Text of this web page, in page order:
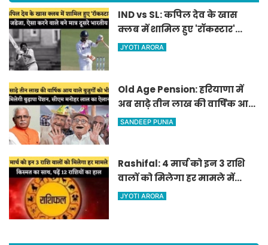
IND vs SL: कपिल देव के खास
क्लब में शामिल हुए 'रॉकस्टार'
जडेजा, ऐसा करने वाले बने मात्र
JYOTI ARORA
Old Age Pension: हरियाणा में
अब साढ़े तीन लाख की वार्षिक आय
वाले बुजुर्गों को भी मिलेगी बुढ़ापा
SANDEEP PUNIA
Rashifal: 4 मार्च को इन 3 राशि
वालों को मिलेगा हर मामले में
किस्मत का साथ, पढ़ें 12 राशियों का
JYOTI ARORA